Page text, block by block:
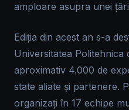
amploare asupra unei
Ediția din acest an s-a
Universitatea
aproximativ 4.000 de
state aliate și partenere.
organizați în 17 echipe